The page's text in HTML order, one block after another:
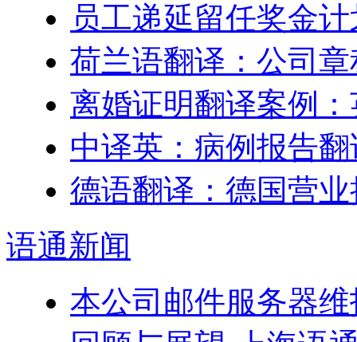
员工递延留任奖金计
荷兰语翻译：公司
离婚证明翻译案例
中译英：病例报告
德语翻译：德国营
语通新闻
本公司邮件服务器